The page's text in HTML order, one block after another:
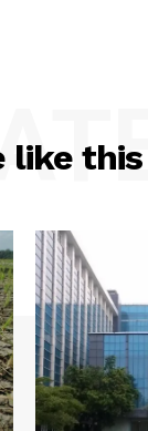
like this